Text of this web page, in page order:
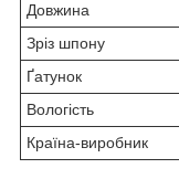
Довжина
Зріз шпону
Ґатунок
Вологість
Країна-виробник